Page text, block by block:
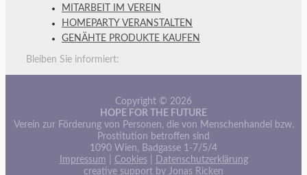
MITARBEIT IM VEREIN
HOMEPARTY VERANSTALTEN
GENÄHTE PRODUKTE KAUFEN
Bleiben Sie informiert:
Copyright © 2026
HOPE FOR THE FUTURE
Verein zur Förderung von Personen, die von Menschenhandel bzw.
Prostitution betroffen sind
1090 Wien, Badgasse 1-7/5/4
Impressum
Cookies|
Datenschutzerklärung
creative support by Jonas Ricken